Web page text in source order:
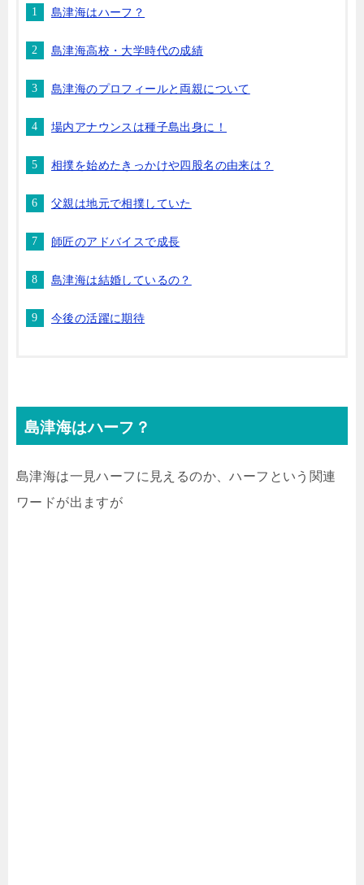
島津海はハーフ？
島津海高校・大学時代の成績
島津海のプロフィールと両親について
場内アナウンスは種子島出身に！
相撲を始めたきっかけや四股名の由来は？
父親は地元で相撲していた
師匠のアドバイスで成長
島津海は結婚しているの？
今後の活躍に期待
島津海はハーフ？
島津海は一見ハーフに見えるのか、ハーフという関連
ワードが出ますが